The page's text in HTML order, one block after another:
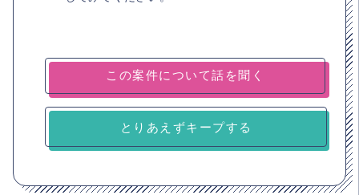
とりあえずキープする